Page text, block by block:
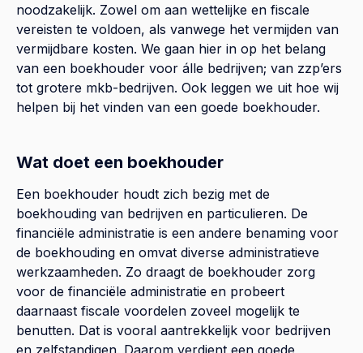
noodzakelijk. Zowel om aan wettelijke en fiscale
vereisten te voldoen, als vanwege het vermijden van
vermijdbare kosten. We gaan hier in op het belang
van een boekhouder voor álle bedrijven; van zzp’ers
tot grotere mkb-bedrijven. Ook leggen we uit hoe wij
helpen bij het vinden van een goede boekhouder.
Wat doet een boekhouder
Een boekhouder houdt zich bezig met de
boekhouding van bedrijven en particulieren. De
financiële administratie is een andere benaming voor
de boekhouding en omvat diverse administratieve
werkzaamheden. Zo draagt de boekhouder zorg
voor de financiële administratie en probeert
daarnaast fiscale voordelen zoveel mogelijk te
benutten. Dat is vooral aantrekkelijk voor bedrijven
en zelfstandigen. Daarom verdient een goede